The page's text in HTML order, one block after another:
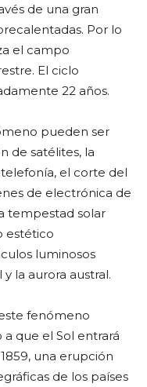
de una gran
Por lo
el campo
El ciclo
22 años.
pueden ser
de satélites, la
el corte del
de electrónica de
tempestad solar
estético
luminosos
la aurora austral.
fenómeno
que el Sol entrará
una erupción
de los países